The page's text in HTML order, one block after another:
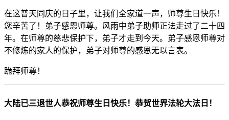
在这普天同庆的日子里，让我们全家道一声，师尊生日快乐！
您辛苦了！弟子感恩师尊。风雨中弟子助师正法走过了二十四
年。在师尊的慈悲保护下，弟子才走到今天。弟子感恩师尊对
不修炼的家人的保护，弟子对师尊的感恩无以言表。
跪拜师尊！
大陆已三退世人恭祝师尊生日快乐！恭贺世界法轮大法日！